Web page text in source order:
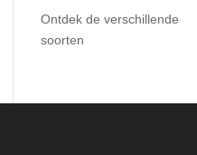
Ontdek de verschillende
soorten